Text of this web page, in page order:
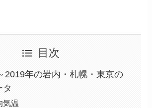
目次
2019年の岩内・札幌・東京の
タ
気温